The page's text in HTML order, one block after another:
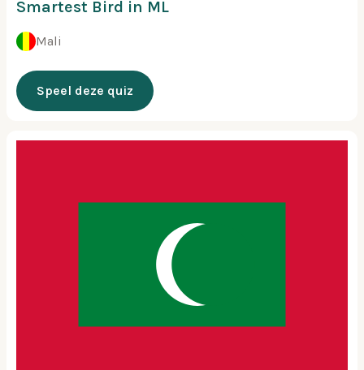
Smartest Bird in ML
Mali
Speel deze quiz